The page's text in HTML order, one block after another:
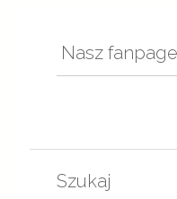
Nasz
Szukaj